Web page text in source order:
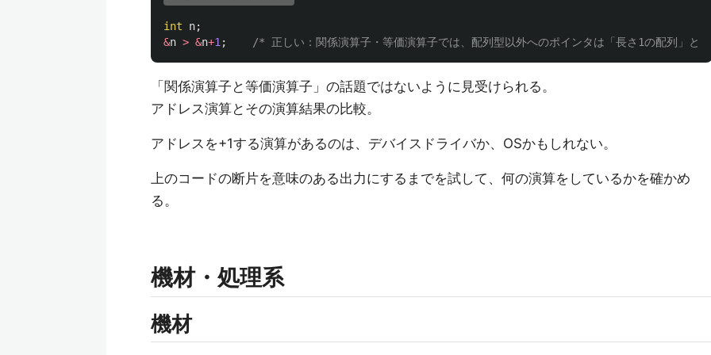
int n;
&n > &n+1 ; /* 正しい：関係演算子・等価演算子では、配列型以外へのポインタは「長さ1の配列」と
「関係演算子と等価演算子」の話題ではないように見受けられる。
アドレス演算とその演算結果の比較。
アドレスを+1する演算があるのは、デバイスドライバか、OSかもしれない。
上のコードの断片を意味のある出力にするまでを試して、何の演算をしているかを確かめ
る。
機材・処理系
機材